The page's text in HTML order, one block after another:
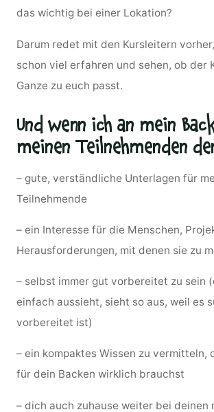
das wichtig bei einer Lokation?
Darum redet mit den Kursleitern
schon viel erfahren und sehen, ob der
Ganze zu euch passt.
Und wenn ich an mein
meinen Teilnehmenden
– gute, verständliche Unterlagen für
Teilnehmende
– ein Interesse für die Menschen,
Herausforderungen, mit denen sie zu
– selbst immer gut vorbereitet zu sein
einfach aussieht, sieht so aus, weil es
vorbereitet ist)
– ein kompaktes Wissen zu vermitteln,
für dein Backen wirklich brauchst
– dich auch zuhause weiter bei deinen